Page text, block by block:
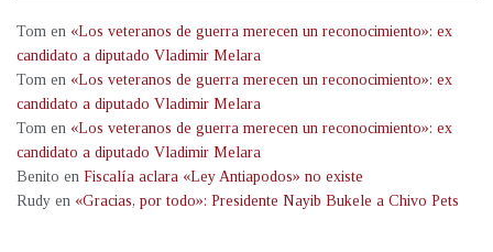
Tom en «Los veteranos de guerra merecen un reconocimiento»: ex
candidato a diputado Vladimir Melara
Tom en «Los veteranos de guerra merecen un reconocimiento»: ex
candidato a diputado Vladimir Melara
Tom en «Los veteranos de guerra merecen un reconocimiento»: ex
candidato a diputado Vladimir Melara
Benito en Fiscalía aclara «Ley Antiapodos» no existe
Rudy en «Gracias, por todo»: Presidente Nayib Bukele a Chivo Pets